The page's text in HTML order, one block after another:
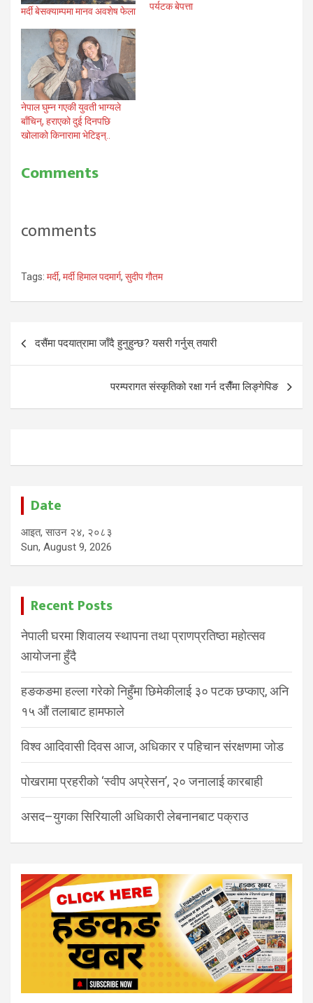
मर्दी बेसक्याम्पमा मानव अवशेष फेला
पर्यटक बेपत्ता
नेपाल घुम्न गएकी युवती भाग्यले
बाँचिन्, हराएको दुई दिनपछि
खोलाको किनारामा भेटिइन्..
Comments
comments
Tags: मर्दी, मर्दी हिमाल पदमार्ग, सुदीप गौतम
Post
navigation
दसैंमा पदयात्रामा जाँदै हुनुहुन्छ? यसरी गर्नुस् तयारी
परम्परागत संस्कृतिको रक्षा गर्न दसैँमा लिङ्गेपिङ
Date
आइत, साउन २४, २०८३
Sun, August 9, 2026
Recent Posts
नेपाली घरमा शिवालय स्थापना तथा प्राणप्रतिष्ठा महोत्सव
आयोजना हुँदै
हङकङमा हल्ला गरेको निहुँमा छिमेकीलाई ३० पटक छप्काए, अनि
१५ औं तलाबाट हामफाले
विश्व आदिवासी दिवस आज, अधिकार र पहिचान संरक्षणमा जोड
पोखरामा प्रहरीको ‘स्वीप अप्रेसन’, २० जनालाई कारबाही
असद–युगका सिरियाली अधिकारी लेबनानबाट पक्राउ